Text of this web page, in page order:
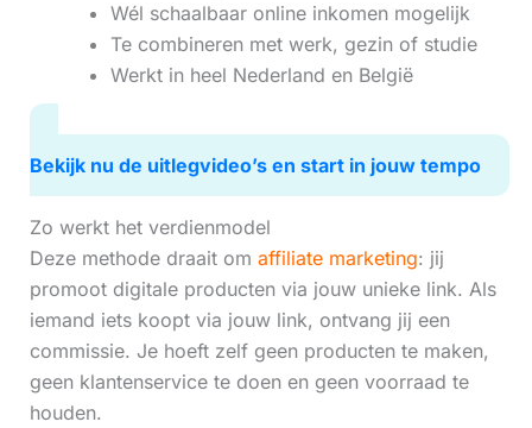
Wél schaalbaar online inkomen mogelijk
Te combineren met werk, gezin of studie
Werkt in heel Nederland en België
Bekijk nu de uitlegvideo’s en start in jouw tempo
Zo werkt het verdienmodel
Deze methode draait om affiliate marketing: jij
promoot digitale producten via jouw unieke link. Als
iemand iets koopt via jouw link, ontvang jij een
commissie. Je hoeft zelf geen producten te maken,
geen klantenservice te doen en geen voorraad te
houden.